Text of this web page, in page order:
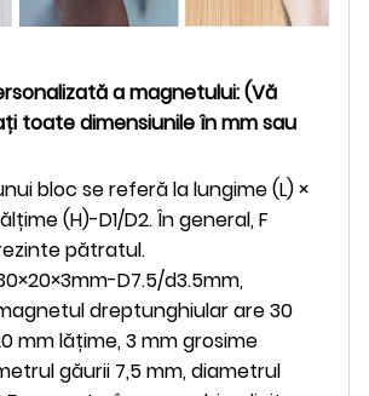
a magnetului: (Vă
toate dimensiunile în mm sau
bloc se referă la lungime (L) ×
(H)-D1/D2. În general, F
pătratul.
D7.5/d3.5mm,
dreptunghiular are 30
mm lățime, 3 mm grosime
găurii 7,5 mm, diametrul